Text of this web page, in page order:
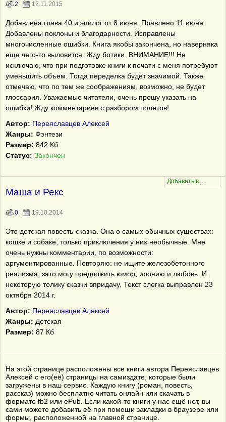
2 12.11.2015
Добавлена глава 40 и эпилог от 8 июня. Правлено 11 июня.
Добавлены поклоны и благодарности. Исправлены
многочисленные ошибки. Книга якобы закончена, но наверняка
еще чего-то выловится. Жду ботики. ВНИМАНИЕ!!! Не
исключаю, что при подготовке книги к печати с меня потребуют
уменьшить объем. Тогда переделка будет значимой. Также
отмечаю, что по тем же соображениям, возможно, не будет
глоссария. Уважаемые читатели, очень прошу указать на
ошибки! Жду комментариев с разбором полетов!
Автор: Переяславцев Алексей
Жанры: Фэнтези
Размер: 842 Кб
Статус: Закончен
Маша и Рекс
0 19.10.2014
Это детская повесть-сказка. Она о самых обычных существах:
кошке и собаке, только приключения у них необычные. Мне
очень нужны комментарии, по возможности:
аргументированные. Повторяю: не ищите железобетонного
реализма, зато могу предложить юмор, иронию и любовь. И
некоторую толику сказки впридачу. Текст слегка выправлен 23
октября 2014 г.
Автор: Переяславцев Алексей
Жанры: Детская
Размер: 87 Кб
На этой странице расположены все книги автора Переяславцев
Алексей с его(её) страницы на самиздате, которые были
загружены в наш сервис. Каждую книгу (роман, повесть,
рассказ) можно бесплатно читать онлайн или скачать в
формате fb2 или ePub. Если какой-то книги у нас ещё нет, вы
сами можете добавить её при помощи закладки в браузере или
формы, расположенной на главной странице.